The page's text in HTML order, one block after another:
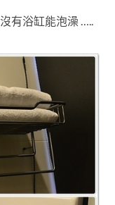
有浴缸能泡澡 …..